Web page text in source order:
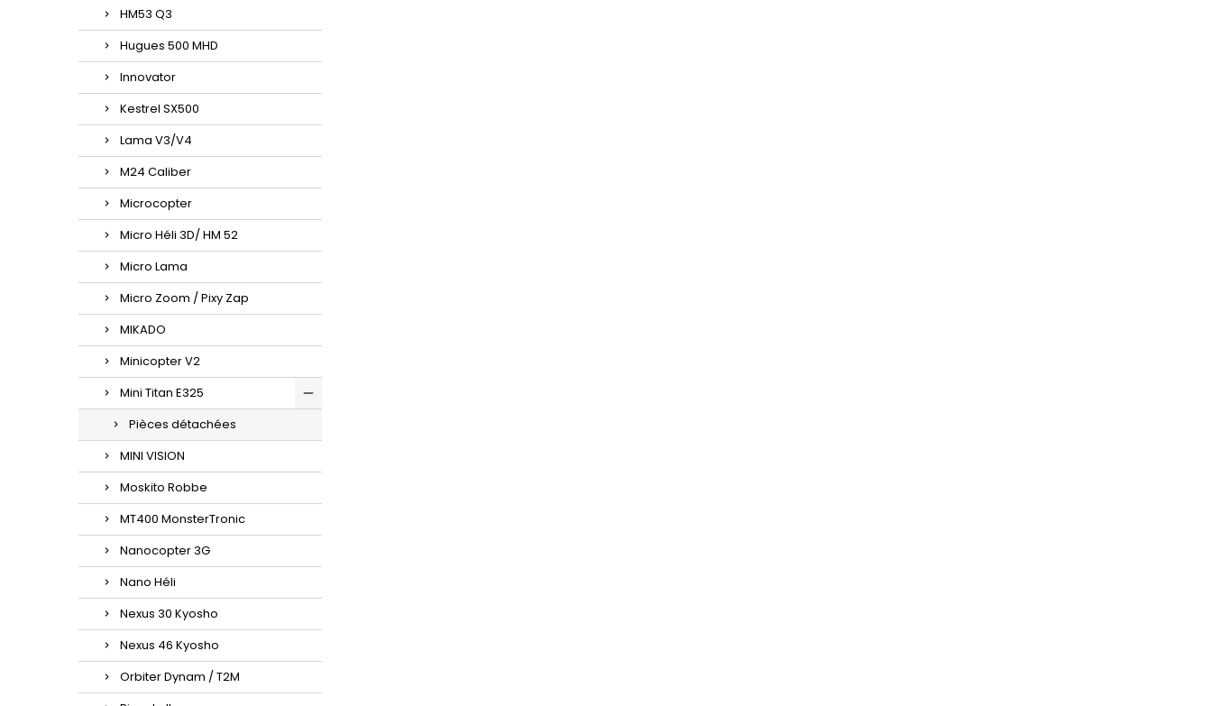
HM53 Q3
Hugues 500 MHD
Innovator
Kestrel SX500
Lama V3/V4
M24 Caliber
Microcopter
Micro Héli 3D/ HM 52
Micro Lama
Micro Zoom / Pixy Zap
MIKADO
Minicopter V2
Mini Titan E325
Pièces détachées
MINI VISION
Moskito Robbe
MT400 MonsterTronic
Nanocopter 3G
Nano Héli
Nexus 30 Kyosho
Nexus 46 Kyosho
Orbiter Dynam / T2M